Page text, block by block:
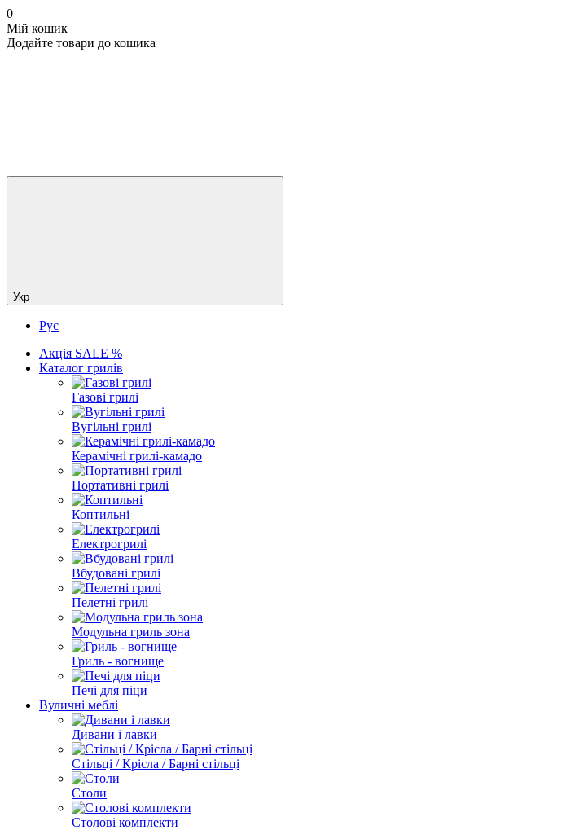
0
Мій кошик
Додайте товари до кошика
Укр
Рус
Акція SALE %
Каталог грилів
Газові грилі
Вугільні грилі
Керамічні грилі-камадо
Портативні грилі
Коптильні
Електрогрилі
Вбудовані грилі
Пелетні грилі
Модульна гриль зона
Гриль - вогнище
Печі для піци
Вуличні меблі
Дивани і лавки
Стільці / Крісла / Барні стільці
Столи
Столові комплекти